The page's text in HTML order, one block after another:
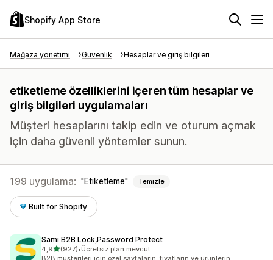
Shopify App Store
Mağaza yönetimi Güvenlik Hesaplar ve giriş bilgileri
etiketleme özelliklerini içeren tüm hesaplar ve
giriş bilgileri uygulamaları
Müşteri hesaplarını takip edin ve oturum açmak
için daha güvenli yöntemler sunun.
199 uygulama: Etiketleme Temizle
Built for Shopify
Sami B2B Lock,Password Protect
4,95 yıldız üzerinden
(927)
toplam 927 değerlendirme
•Ücretsiz plan mevcut
B2B müşterileri için özel sayfaların, fiyatların ve ürünlerin